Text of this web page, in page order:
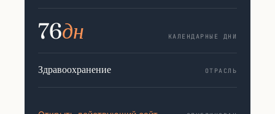
76дн КАЛЕНДАРНЫЕ ДНИ
Здравоохранение ОТРАСЛЬ